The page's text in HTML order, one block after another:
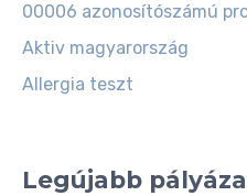
00006 azonosítószámú
Aktiv magyarország
Allergia teszt
Legújabb